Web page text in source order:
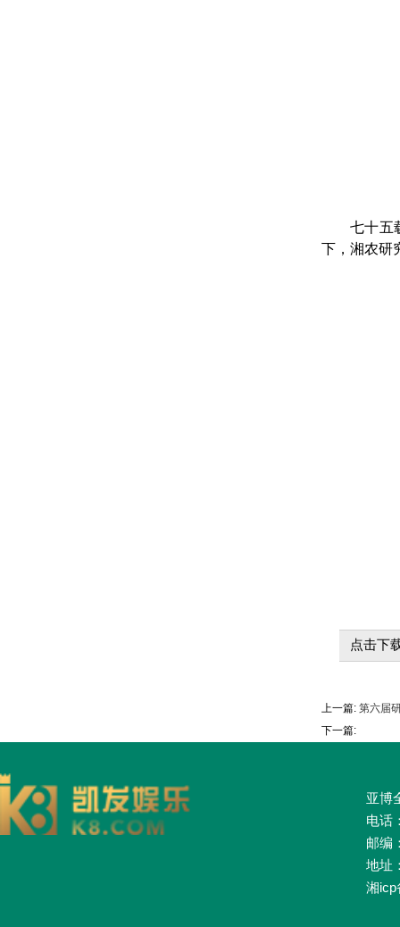
七十五
下，湘农研
点击下
上一篇: 第六届
下一篇:
亚博
电话
邮编
地址
湘icp